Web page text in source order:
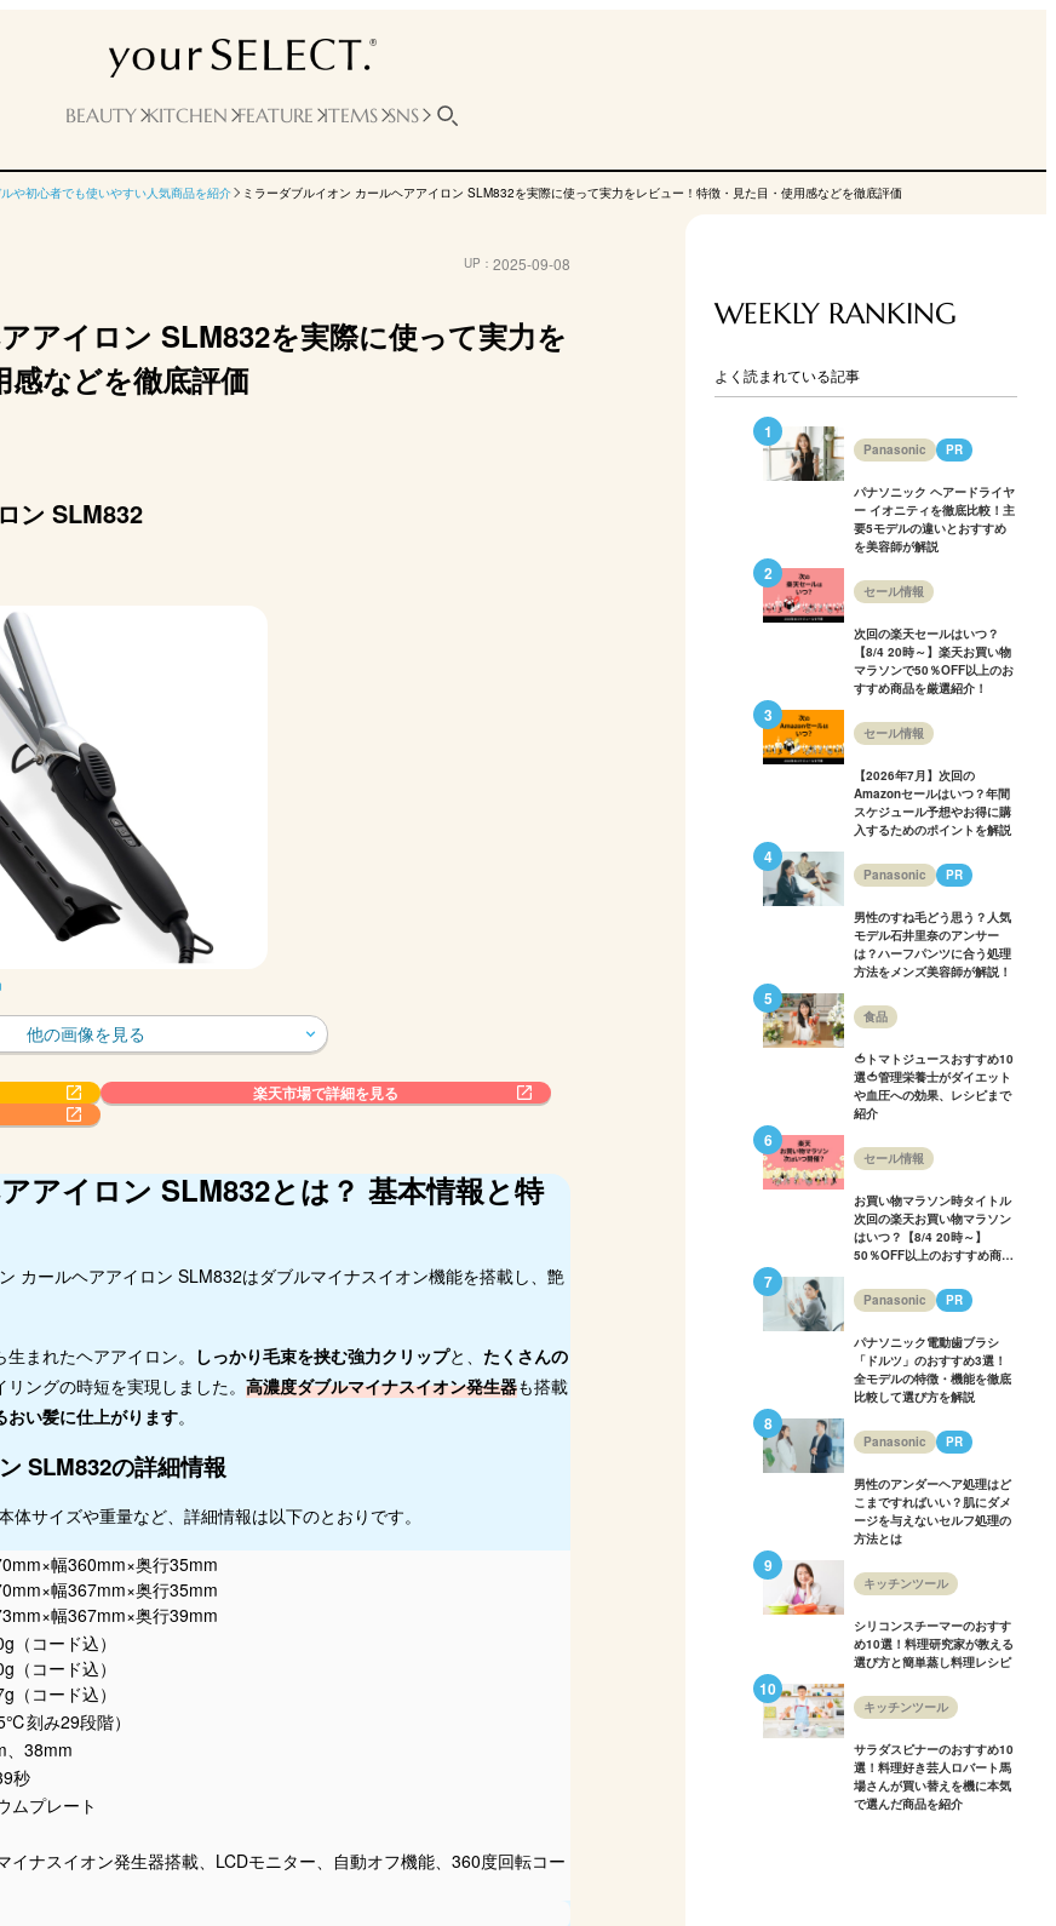
BEAUTY KITCHEN FEATURE ITEMS SNS
や初心者でも使いやすい人気商品を紹介 ミラーダブルイオン カールヘアアイロン SLM832を実際に使って実力をレビュー！特徴・見た目・使用感などを徹底評価
UP： 2025-09-08
アイロン SLM832を実際に使って実力を
感などを徹底評価
ン SLM832
他の画像を見る
楽天市場で詳細を見る
アイロン SLM832とは？ 基本情報と特
カールヘアアイロン SLM832はダブルマイナスイオン機能を搭載し、艶
まれたヘアアイロン。 しっかり毛束を挟む強力クリップと、 たくさんの
ングの時短を実現しました。 高濃度ダブルマイナスイオン発生器も搭載
おい髪に仕上がります。
SLM832の詳細情報
サイズや重量など、詳細情報は以下のとおりです。
幅360mm×奥行35mm
幅367mm×奥行35mm
幅367mm×奥行39mm
（コード込）
（コード込）
（コード込）
刻み29段階）
、38mm
秒
ムプレート
イナスイオン発生器搭載、LCDモニター、自動オフ機能、360度回転コー
WEEKLY RANKING
よく読まれている記事
Panasonic PR
パナソニック ヘアードライヤ
ー イオニティを徹底比較！主
要5モデルの違いとおすすめ
を美容師が解説
セール情報
次回の楽天セールはいつ？
【8/4 20時～】楽天お買い物
マラソンで50％OFF以上のお
すすめ商品を厳選紹介！
セール情報
【2026年7月】次回の
Amazonセールはいつ？年間
スケジュール予想やお得に購
入するためのポイントを解説
Panasonic PR
男性のすね毛どう思う？人気
モデル石井里奈のアンサー
は？ハーフパンツに合う処理
方法をメンズ美容師が解説！
食品
🍅トマトジュースおすすめ10
選🍅管理栄養士がダイエット
や血圧への効果、レシピまで
紹介
セール情報
お買い物マラソン時タイトル
次回の楽天お買い物マラソン
はいつ？【8/4 20時～】
50％OFF以上のおすすめ商品
Panasonic
PR
パナソニック電動歯ブラシ
「ドルツ」のおすすめ3選！
全モデルの特徴・機能を徹底
比較して選び方を解説
Panasonic PR
男性のアンダーヘア処理はど
こまですればいい？肌にダメ
ージを与えないセルフ処理の
方法とは
キッチンツール
シリコンスチーマーのおすす
め10選！料理研究家が教える
選び方と簡単蒸し料理レシピ
キッチンツール
サラダスピナーのおすすめ10
選！料理好き芸人ロバート馬
場さんが買い替えを機に本気
で選んだ商品を紹介